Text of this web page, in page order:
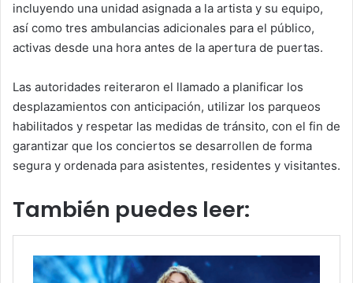
incluyendo una unidad asignada a la artista y su equipo,
así como tres ambulancias adicionales para el público,
activas desde una hora antes de la apertura de puertas.
Las autoridades reiteraron el llamado a planificar los
desplazamientos con anticipación, utilizar los parqueos
habilitados y respetar las medidas de tránsito, con el fin de
garantizar que los conciertos se desarrollen de forma
segura y ordenada para asistentes, residentes y visitantes.
También puedes leer: